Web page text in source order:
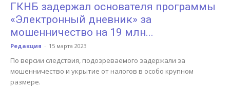
ГКНБ задержал основателя программы
«Электронный дневник» за
мошенничество на 19 млн...
Редакция - 15 марта 2023
По версии следствия, подозреваемого задержали за
мошенничество и укрытие от налогов в особо крупном
размере.